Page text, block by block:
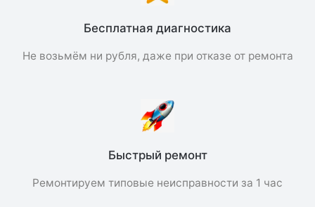
Бесплатная диагностика
Не возьмём ни рубля, даже при отказе от ремонта
Быстрый ремонт
Ремонтируем типовые неисправности за 1 час